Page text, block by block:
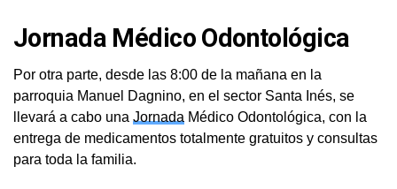
Jornada Médico Odontológica
Por otra parte, desde las 8:00 de la mañana en la
parroquia Manuel Dagnino, en el sector Santa Inés, se
llevará a cabo una Jornada Médico Odontológica, con la
entrega de medicamentos totalmente gratuitos y consultas
para toda la familia.